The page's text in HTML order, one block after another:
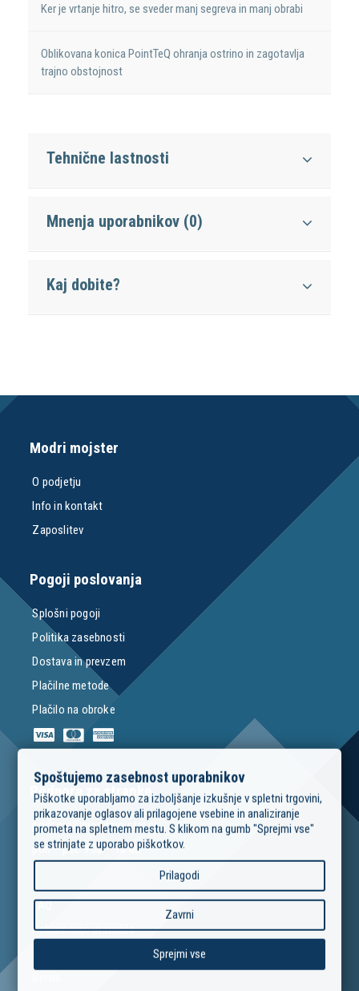
Ker je vrtanje hitro, se sveder manj segreva in manj obrabi
Oblikovana konica PointTeQ ohranja ostrino in zagotavlja
trajno obstojnost
Tehnične lastnosti
Mnenja uporabnikov (0)
Kaj dobite?
Modri mojster
O podjetju
Info in kontakt
Zaposlitev
Pogoji poslovanja
Splošni pogoji
Politika zasebnosti
Dostava in prevzem
Plačilne metode
Plačilo na obroke
Podpora za stranke
podpora@modrimojster.si
pon – pet: 9:00 – 16:00
FAQ
Reklamacije in vračila
Spoštujemo zasebnost uporabnikov
Piškotke uporabljamo za izboljšanje izkušnje v spletni trgovini,
prikazovanje oglasov ali prilagojene vsebine in analiziranje
prometa na spletnem mestu. S klikom na gumb "Sprejmi vse"
se strinjate z uporabo piškotkov.
Prilagodi
Zavrni
Sprejmi vse